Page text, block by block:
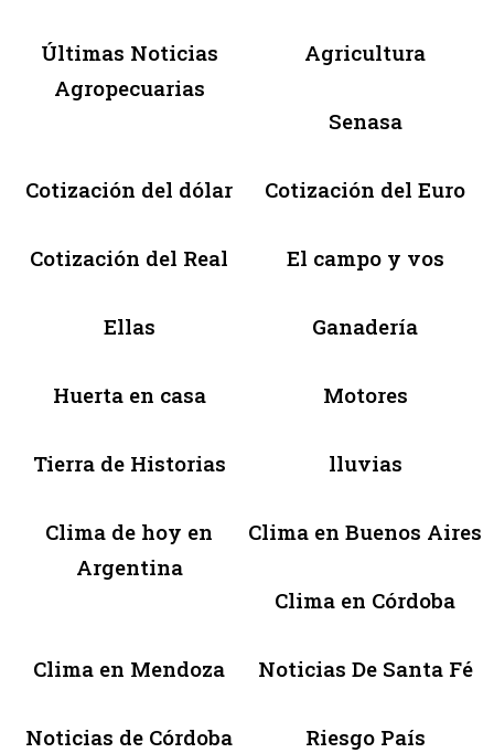
Últimas Noticias
Agropecuarias
Agricultura
Senasa
Cotización del dólar Cotización del Euro
Cotización del Real El campo y vos
Ellas Ganadería
Huerta en casa Motores
Tierra de Historias lluvias
Clima de hoy en
Argentina
Clima en Buenos Aires
Clima en Córdoba
Clima en Mendoza Noticias De Santa Fé
Noticias de Córdoba Riesgo País